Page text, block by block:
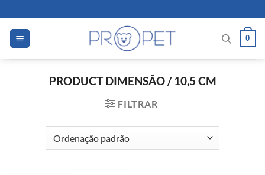
to
content
0
PRODUCT DIMENSÃO/10,5 CM
FILTRAR